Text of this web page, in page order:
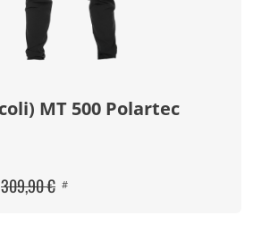
Set (2 articoli) MT 500 Polartec
309,90 € #